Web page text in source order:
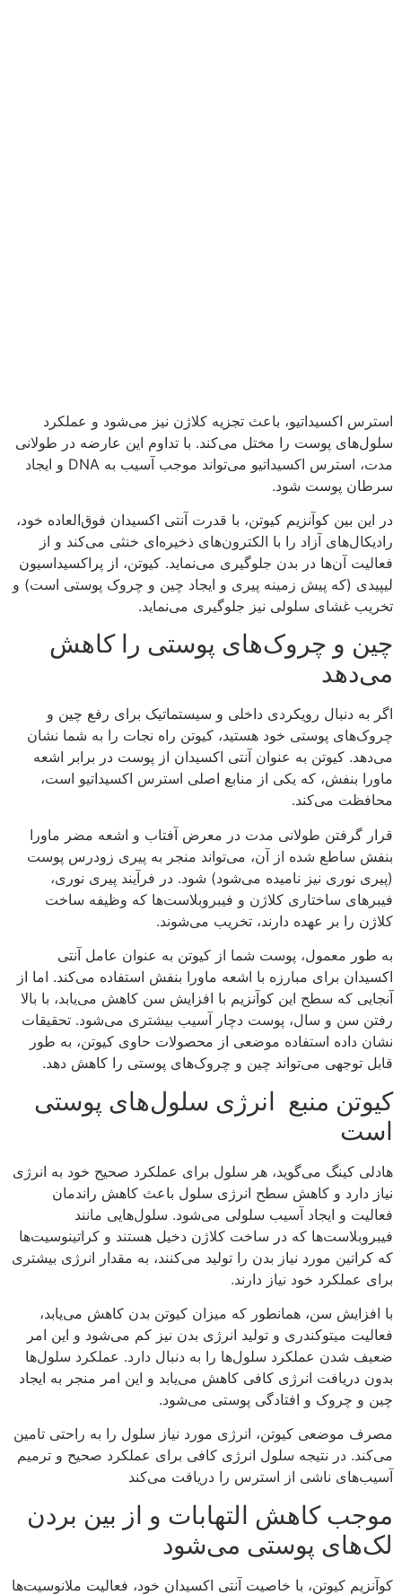
استرس اکسیداتیو، باعث تجزیه کلاژن نیز می‌شود و عملکرد
سلول‌های پوست را مختل می‌کند. با تداوم این عارضه در طولانی
مدت، استرس اکسیداتیو می‌تواند موجب آسیب به DNA و ایجاد
سرطان پوست شود.
در این بین کوآنزیم کیوتن، با قدرت آنتی اکسیدان فوق‌العاده خود،
رادیکال‌های آزاد را با الکترون‌های ذخیره‌ای خنثی می‌کند و از
فعالیت آن‌ها در بدن جلوگیری می‌نماید. کیوتن، از پراکسیداسیون
لیپیدی (که پیش زمینه پیری و ایجاد چین و چروک پوستی است) و
تخریب غشای سلولی نیز جلوگیری می‌نماید.
چین و چروک‌های پوستی را کاهش
می‌دهد
اگر به دنبال رویکردی داخلی و سیستماتیک برای رفع چین و
چروک‌های پوستی خود هستید، کیوتن راه نجات را به شما نشان
می‌دهد. کیوتن به عنوان آنتی اکسیدان از پوست در برابر اشعه
ماورا بنفش، که یکی از منابع اصلی استرس اکسیداتیو است،
محافظت می‌کند.
قرار گرفتن طولانی مدت در معرض آفتاب و اشعه مضر ماورا
بنفش ساطع شده از آن، می‌تواند منجر به پیری زودرس پوست
(پیری نوری نیز نامیده می‌شود) شود. در فرآیند پیری نوری،
فیبرهای ساختاری کلاژن و فیبروبلاست‌ها که وظیفه ساخت
کلاژن را بر عهده دارند، تخریب می‌شوند.
به طور معمول، پوست شما از کیوتن به عنوان عامل آنتی
اکسیدان برای مبارزه با اشعه ماورا بنفش استفاده می‌کند. اما از
آنجایی که سطح این کوآنزیم با افزایش سن کاهش می‌یابد، با بالا
رفتن سن و سال، پوست دچار آسیب بیشتری می‌شود. تحقیقات
نشان داده استفاده موضعی از محصولات حاوی کیوتن، به طور
قابل توجهی می‌تواند چین و چروک‌های پوستی را کاهش دهد.
کیوتن منبع انرژی سلول‌های پوستی
است
هادلی کینگ می‌گوید، هر سلول برای عملکرد صحیح خود به انرژی
نیاز دارد و کاهش سطح انرژی سلول باعث کاهش راندمان
فعالیت و ایجاد آسیب سلولی می‌شود. سلول‌هایی مانند
فیبروبلاست‌ها که در ساخت کلاژن دخیل هستند و کراتینوسیت‌ها
که کراتین مورد نیاز بدن را تولید می‌کنند، به مقدار انرژی بیشتری
برای عملکرد خود نیاز دارند.
با افزایش سن، همانطور که میزان کیوتن بدن کاهش می‌یابد،
فعالیت میتوکندری و تولید انرژی بدن نیز کم می‌شود و این امر
ضعیف شدن عملکرد سلول‌ها را به دنبال دارد. عملکرد سلول‌ها
بدون دریافت انرژی کافی کاهش می‌یابد و این امر منجر به ایجاد
چین و چروک و افتادگی پوستی می‌شود.
مصرف موضعی کیوتن، انرژی مورد نیاز سلول را به راحتی تامین
می‌کند. در نتیجه سلول انرژی کافی برای عملکرد صحیح و ترمیم
آسیب‌های ناشی از استرس را دریافت می‌کند
موجب کاهش التهابات و از بین بردن
لک‌های پوستی می‌شود
کوآنزیم کیوتن، با خاصیت آنتی اکسیدان خود، فعالیت ملانوسیت‌ها